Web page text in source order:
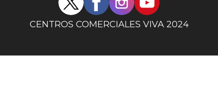
centroCENTROS COMERCIALES VIVA 2024